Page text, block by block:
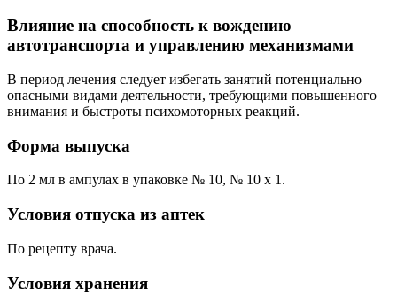
Влияние на способность к вождению
автотранспорта и управлению механизмами
В период лечения следует избегать занятий потенциально
опасными видами деятельности, требующими повышенного
внимания и быстроты психомоторных реакций.
Форма выпуска
По 2 мл в ампулах в упаковке № 10, № 10 х 1.
Условия отпуска из аптек
По рецепту врача.
Условия хранения